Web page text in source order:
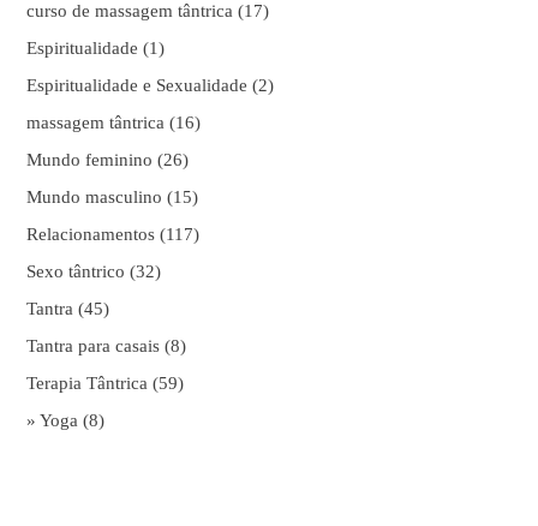
curso de massagem tântrica (17)
Espiritualidade (1)
Espiritualidade e Sexualidade (2)
massagem tântrica (16)
Mundo feminino (26)
Mundo masculino (15)
Relacionamentos (117)
Sexo tântrico (32)
Tantra (45)
Tantra para casais (8)
Terapia Tântrica (59)
» Yoga (8)